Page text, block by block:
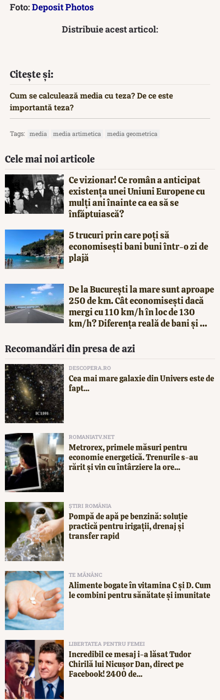
Foto:Deposit Photos
Distribuie acest articol:
Citește și:
Cum se calculează media cu teza? De ce este
importantă teza?
Tags: media media artimetica media geometrica
Cele mai noi articole
Ce vizionar! Ce român a anticipat
existența unei Uniuni Europene cu
mulți ani înainte ca ea să se
înfăptuiască?
5 trucuri prin care poți să
economisești bani buni într-o zi de
plajă
De la București la mare sunt aproape
250 de km. Cât economisești dacă
mergi cu 110 km/h în loc de 130
km/h? Diferența reală de bani și ...
Recomandări din presa de azi
DESCOPERA.RO
Cea mai mare galaxie din Univers este de
fapt...
ROMANIATV.NET
Metrorex, primele măsuri pentru
economie energetică. Trenurile s-au
rărit și vin cu întârziere la ore...
ȘTIRI ROMÂNIA
Pompă de apă pe benzină: soluție
practică pentru irigații, drenaj și
transfer rapid
TE MĂNÂNC
Alimente bogate în vitamina C și D. Cum
le combini pentru sănătate și imunitate
LIBERTATEA PENTRU FEMEI
Incredibil ce mesaj i-a lăsat Tudor
Chirilă lui Nicușor Dan, direct pe
Facebook! 2400 de...